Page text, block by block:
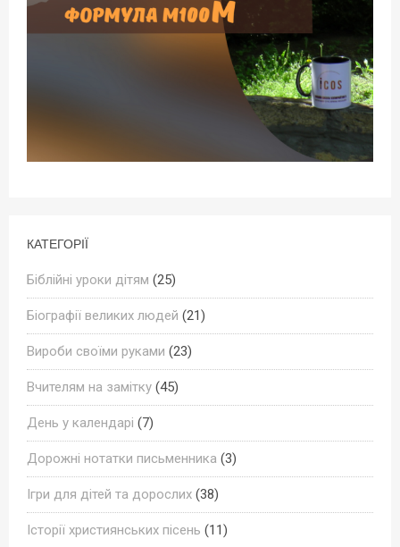
КАТЕГОРІЇ
Біблійні уроки дітям (25)
Біографії великих людей (21)
Вироби своїми руками (23)
Вчителям на замітку (45)
День у календарі (7)
Дорожні нотатки письменника (3)
Ігри для дітей та дорослих (38)
Історії християнських пісень (11)